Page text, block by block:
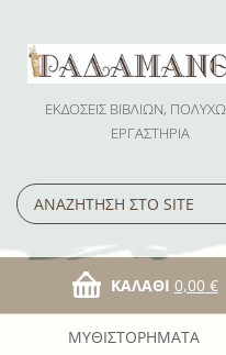
ΕΚΔΟΣΕΙΣ ΒΙΒΛΙΩΝ,
ΕΡΓΑΣΤΗΡΙΑ
ΚΑΛΆΘΙ 0,00 €
ΜΥΘΙΣΤΟΡΉΜΑΤΑ